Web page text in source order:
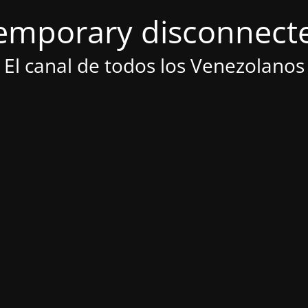
El canal de todos los Venezolanos